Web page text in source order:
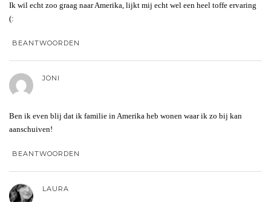
Ik wil echt zoo graag naar Amerika, lijkt mij echt wel een heel toffe ervaring
(:
BEANTWOORDEN
JONI
Ben ik even blij dat ik familie in Amerika heb wonen waar ik zo bij kan
aanschuiven!
BEANTWOORDEN
LAURA